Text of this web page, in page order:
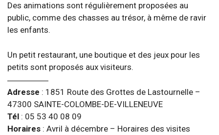
Des animations sont régulièrement proposées au
public, comme des chasses au trésor, à même de ravir
les enfants.
Un petit restaurant, une boutique et des jeux pour les
petits sont proposés aux visiteurs.
Adresse : 1851 Route des Grottes de Lastournelle –
47300 SAINTE-COLOMBE-DE-VILLENEUVE
Tél : 05 53 40 08 09
Horaires : Avril à décembre – Horaires des visites